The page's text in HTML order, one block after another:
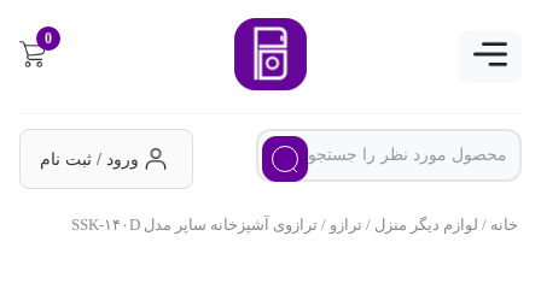
0
ورود / ثبت نام
خانه/ لوازم دیگر منزل/ ترازو / ترازوی آشپزخانه ساپر مدل SSK-۱۴۰D